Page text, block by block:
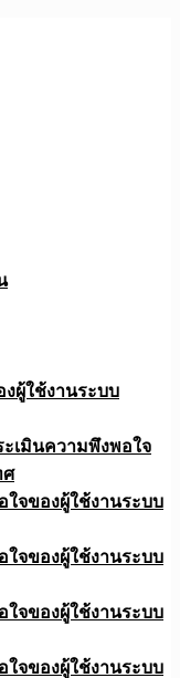
ผู้ใช้งานระบบ
ะเมินความพึงพอใจ
ศ
จของผู้ใช้งานระบบ
จของผู้ใช้งานระบบ
จของผู้ใช้งานระบบ
จของผู้ใช้งานระบบ